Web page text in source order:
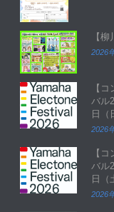
【
2026
【
バル
日（
2026
【
バル
日（
2026